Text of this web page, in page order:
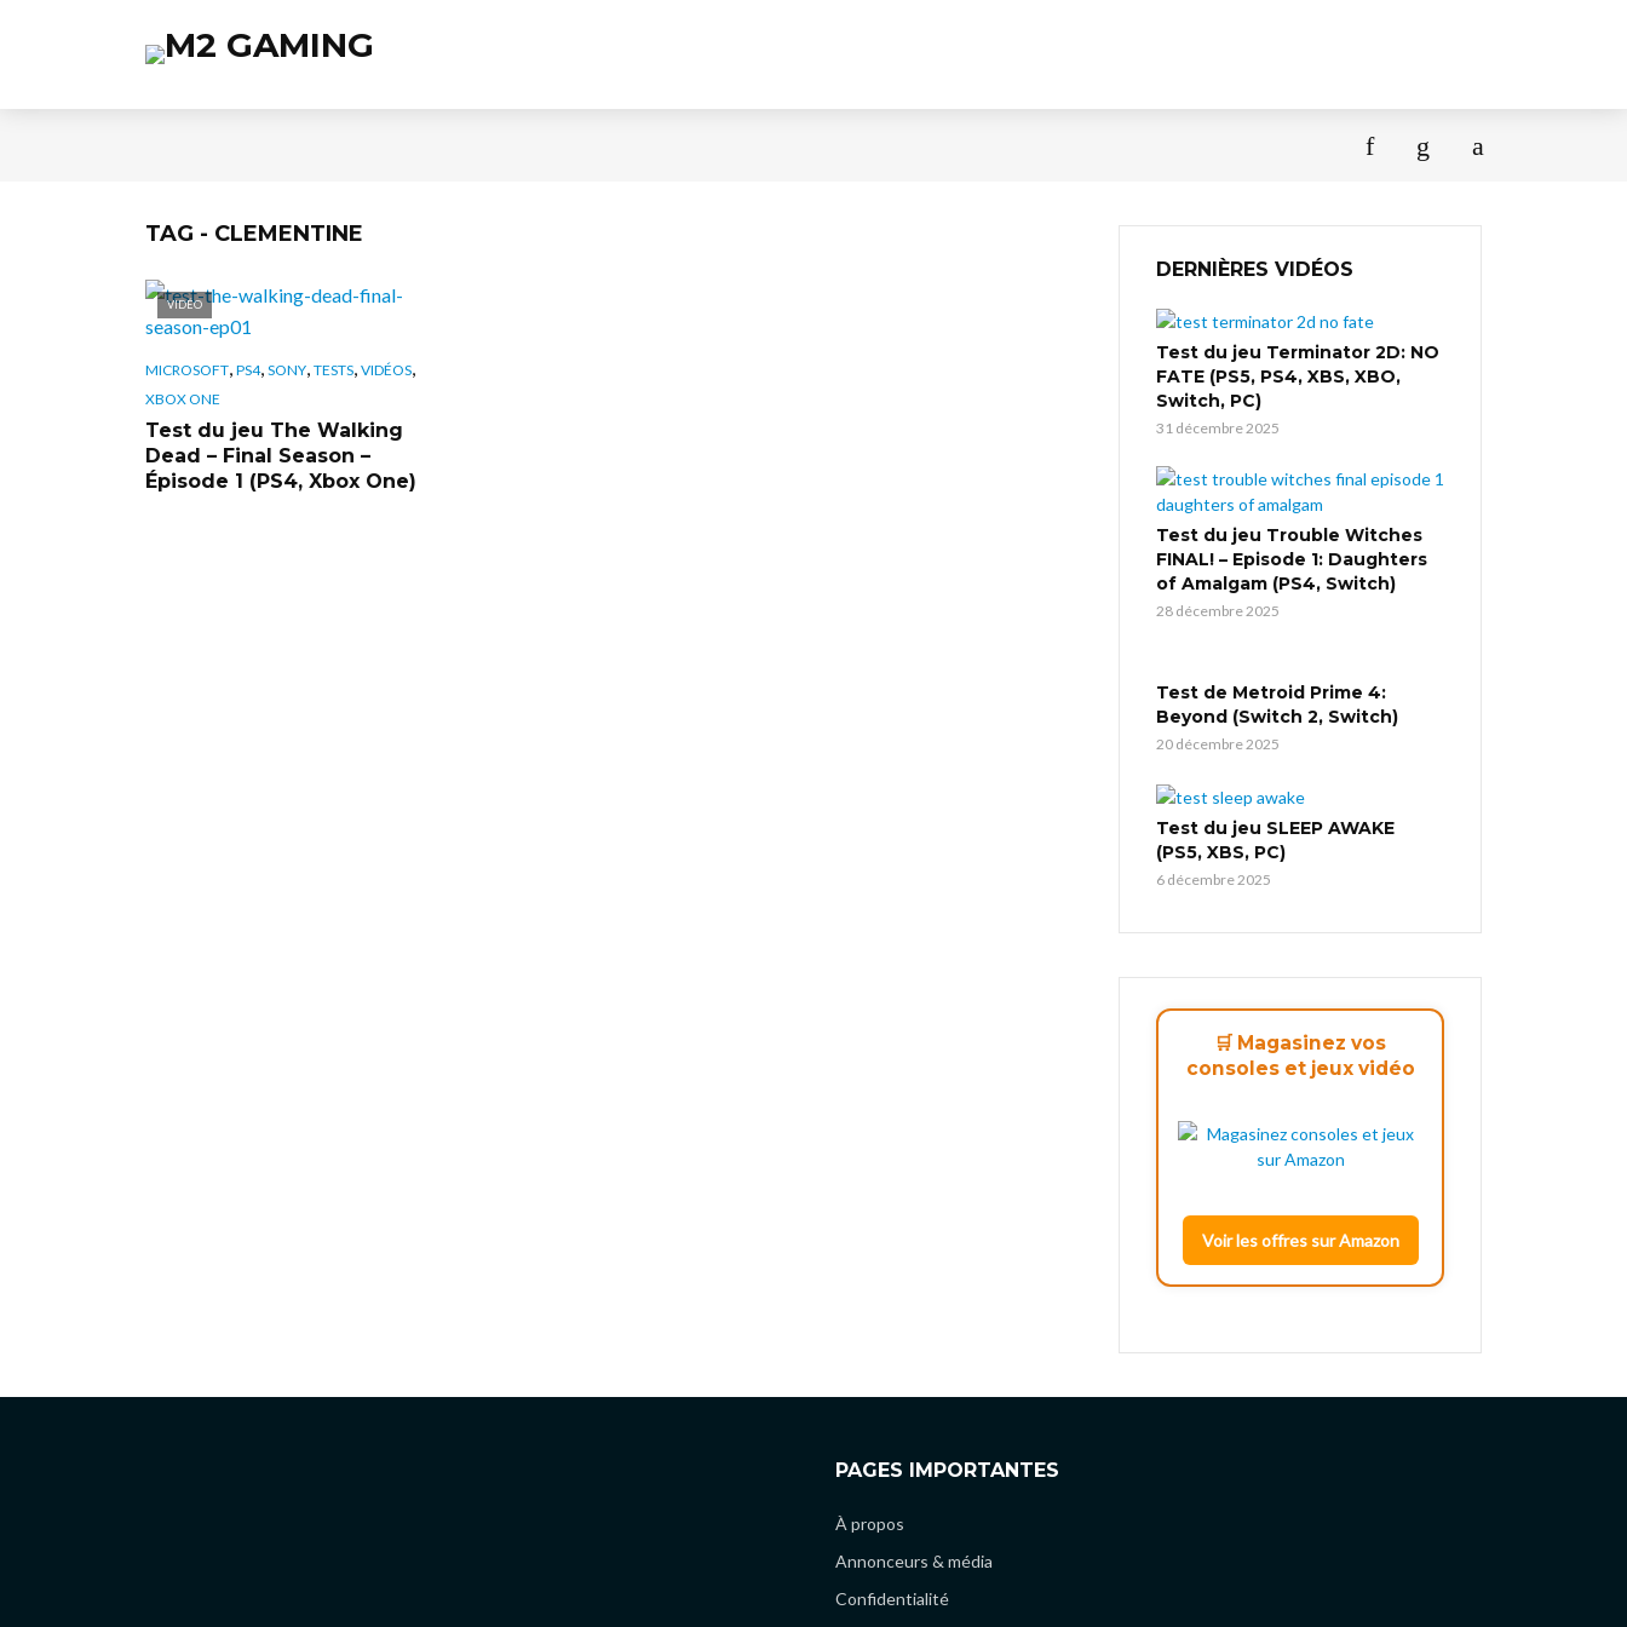
TAG - CLEMENTINE
VIDÉO
MICROSOFT, PS4, SONY, TESTS, VIDÉOS,
XBOX ONE
Test du jeu The Walking
Dead – Final Season –
Épisode 1 (PS4, Xbox One)
DERNIÈRES VIDÉOS
Test du jeu Terminator 2D: NO
FATE (PS5, PS4, XBS, XBO,
Switch, PC)
31 décembre 2025
Test du jeu Trouble Witches
FINAL! – Episode 1: Daughters
of Amalgam (PS4, Switch)
28 décembre 2025
Test de Metroid Prime 4:
Beyond (Switch 2, Switch)
20 décembre 2025
Test du jeu SLEEP AWAKE
(PS5, XBS, PC)
6 décembre 2025
🛒 Magasinez vos
consoles et jeux vidéo
Voir les offres sur Amazon
PAGES IMPORTANTES
À propos
Annonceurs & média
Confidentialité